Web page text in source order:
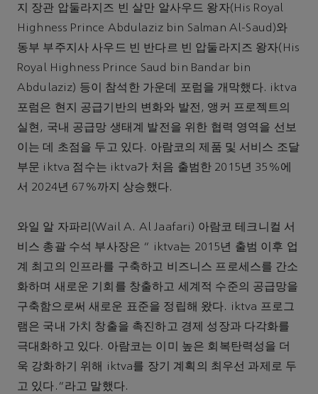
지 장관 압둘라지즈 빈 살만 알사우드 왕자(His Royal
Highness Prince Abdulaziz bin Salman Al-Saud)와
동부 부주지사 사우드 빈 반다르 빈 압둘라지즈 왕자(His
Royal Highness Prince Saud bin Bandar bin
Abdulaziz) 등이 참석한 가운데 포럼을 개막했다. iktva
포럼은 현지 공급기반의 변화와 발전, 앵커 프로젝트의
실현, 국내 공급망 생태계 발전을 위한 협력 영역을 선보
이는 데 초점을 두고 있다. 아람코의 제품 및 서비스 조달
부문 iktva 점수는 iktva가 처음 출범한 2015년 35%에
서 2024년 67%까지 상승했다.
와일 알 자파리(Wail A. Al Jaafari) 아람코 테크니컬 서
비스 총괄 수석 부사장은 " iktva는 2015년 출범 이후 업
계 최고의 인프라를 구축하고 비즈니스 프로세스를 간소
화하며 새로운 기회를 창출하고 세계적 수준의 공급망을
구축함으로써 새로운 표준을 정립해 왔다. iktva 프로그
램은 국내 가치 창출을 촉진하고 경제 성장과 다각화를
극대화하고 있다. 아람코는 이미 높은 회복탄력성을 더
욱 강화하기 위해 iktva를 장기 계획의 최우선 과제로 두
고 있다.”라고 말했다.